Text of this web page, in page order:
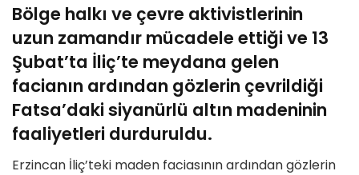
Bölge halkı ve çevre aktivistlerinin
uzun zamandır mücadele ettiği ve 13
Şubat’ta İliç’te meydana gelen
facianın ardından gözlerin çevrildiği
Fatsa’daki siyanürlü altın madeninin
faaliyetleri durduruldu.
Erzincan İliç’teki maden faciasının ardından gözlerin